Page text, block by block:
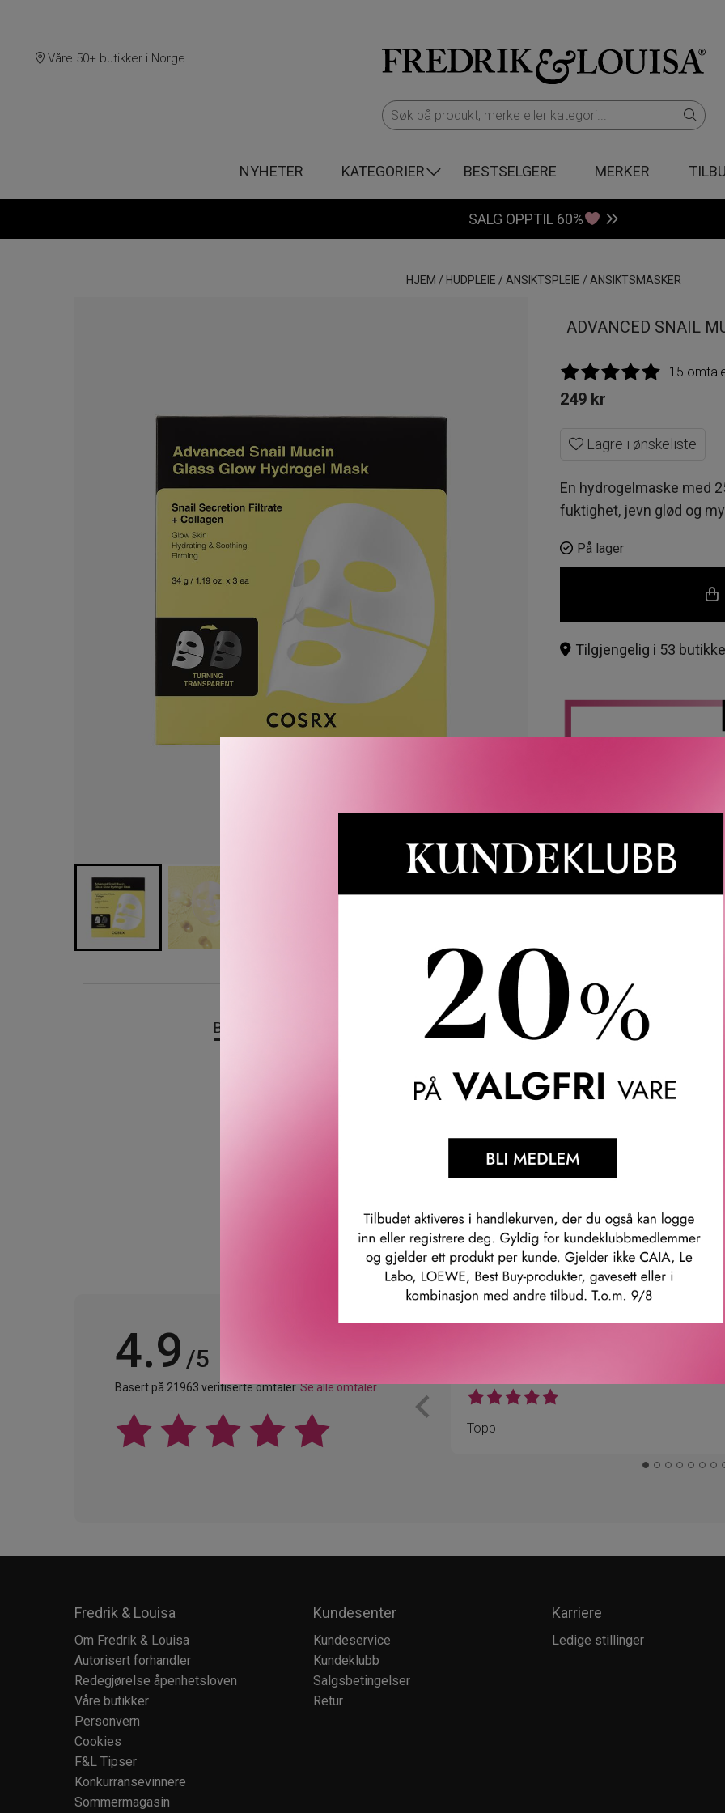
Våre 50+ butikker i Norge
NYHETER KATEGORIER BESTSELGERE MERKER
SALG OPPTIL 60%
HJEM / HUDPLEIE / ANSIKTSPLEIE / ANSIKTSMASKER
ADVANCED SNAIL
15
249 kr
Lagre i ønskeliste
En hydrogelmaske med
fuktighet, jevn glød og
På lager
Tilgjengelig i 53
Rabatten aktiveres i
CAIA, Le Labo, LOEWE, Best
BESKRIVELSE SPØRSMÅL & SVAR SLIK GJØR DU
COSRX Advanced Snail Mucin Glass Glow Hydrogel Mask. Denne hydrogelmasken,
Secretion Filtrate (Mucin), blir transparent mens den leverer aktive ingredienser til huden.
Våre kunder om oss
4.9 /5
Basert på 21963 verifiserte omtaler.Se alle omtaler.
Topp
Fredrik & Louisa
Om Fredrik & Louisa
Autorisert forhandler
Redegjørelse åpenhetsloven
Våre butikker
Personvern
Cookies
F&L Tipser
Konkurransevinnere
Sommermagasin
Kundesenter
Kundeservice
Kundeklubb
Salgsbetingelser
Retur
Karriere
Ledige stillinger